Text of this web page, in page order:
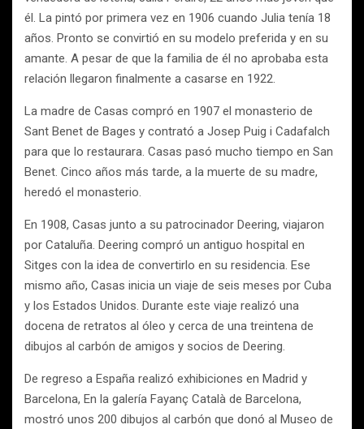
él. La pintó por primera vez en 1906 cuando Julia tenía 18
años. Pronto se convirtió en su modelo preferida y en su
amante. A pesar de que la familia de él no aprobaba esta
relación llegaron finalmente a casarse en 1922.
La madre de Casas compró en 1907 el monasterio de
Sant Benet de Bages y contrató a Josep Puig i Cadafalch
para que lo restaurara. Casas pasó mucho tiempo en San
Benet. Cinco años más tarde, a la muerte de su madre,
heredó el monasterio.
En 1908, Casas junto a su patrocinador Deering, viajaron
por Cataluña. Deering compró un antiguo hospital en
Sitges con la idea de convertirlo en su residencia. Ese
mismo año, Casas inicia un viaje de seis meses por Cuba
y los Estados Unidos. Durante este viaje realizó una
docena de retratos al óleo y cerca de una treintena de
dibujos al carbón de amigos y socios de Deering.
De regreso a España realizó exhibiciones en Madrid y
Barcelona, En la galería Fayanç Català de Barcelona,
mostró unos 200 dibujos al carbón que donó al Museo de